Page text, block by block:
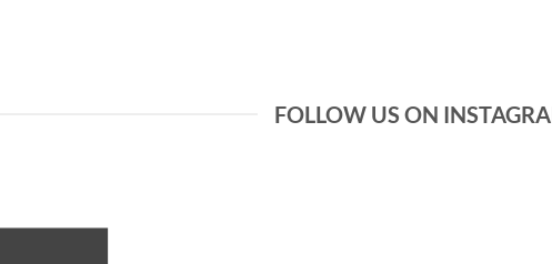
FOLLOW US ON